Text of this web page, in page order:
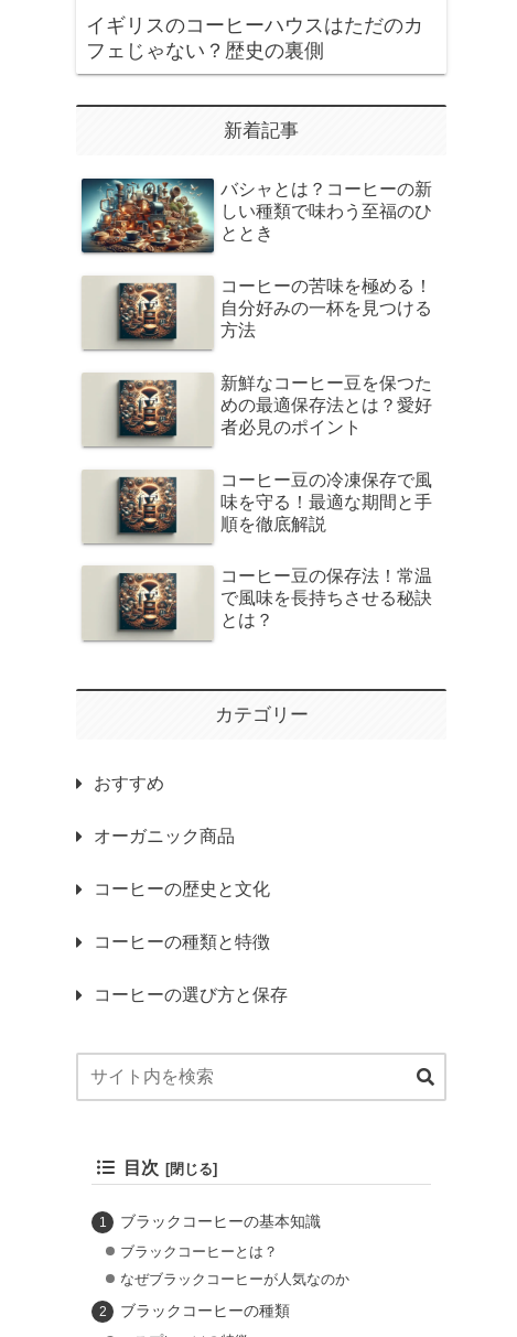
イギリスのコーヒーハウスはただのカ
フェじゃない？歴史の裏側
新着記事
バシャとは？コーヒーの新
しい種類で味わう至福のひ
ととき
コーヒーの苦味を極める！
自分好みの一杯を見つける
方法
新鮮なコーヒー豆を保つた
めの最適保存法とは？愛好
者必見のポイント
コーヒー豆の冷凍保存で風
味を守る！最適な期間と手
順を徹底解説
コーヒー豆の保存法！常温
で風味を長持ちさせる秘訣
とは？
カテゴリー
おすすめ
オーガニック商品
コーヒーの歴史と文化
コーヒーの種類と特徴
コーヒーの選び方と保存
目次
ブラックコーヒーの基本知識
ブラックコーヒーとは？
なぜブラックコーヒーが人気なのか
ブラックコーヒーの種類